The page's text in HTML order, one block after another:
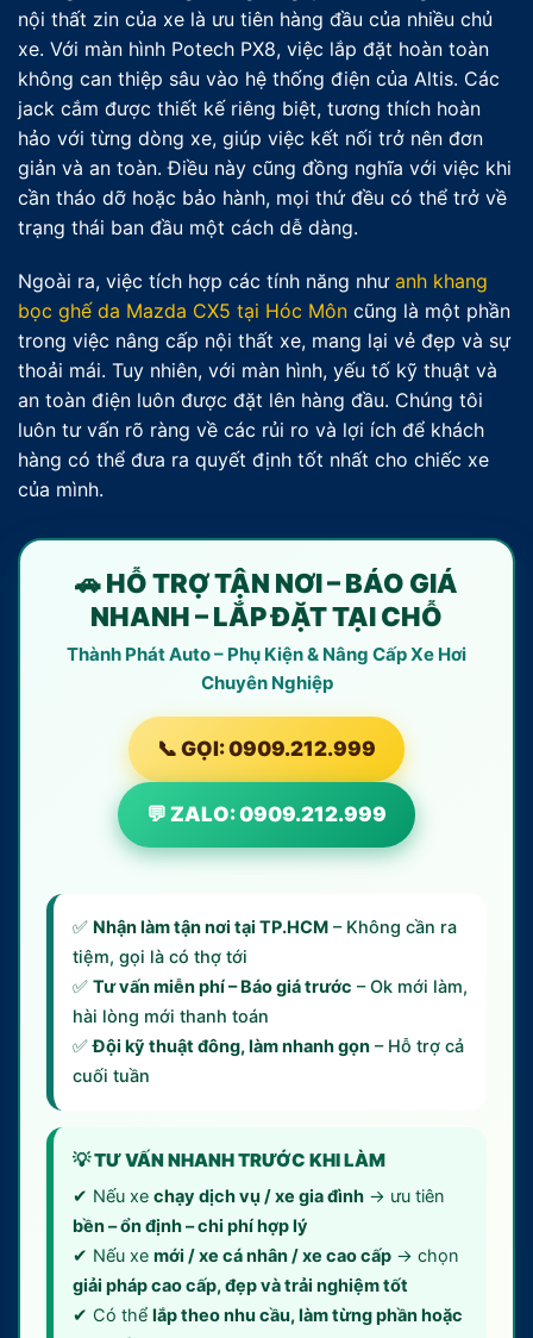
nội thất zin của xe là ưu tiên hàng đầu của nhiều chủ
xe. Với màn hình Potech PX8, việc lắp đặt hoàn toàn
không can thiệp sâu vào hệ thống điện của Altis. Các
jack cắm được thiết kế riêng biệt, tương thích hoàn
hảo với từng dòng xe, giúp việc kết nối trở nên đơn
giản và an toàn. Điều này cũng đồng nghĩa với việc khi
cần tháo dỡ hoặc bảo hành, mọi thứ đều có thể trở về
trạng thái ban đầu một cách dễ dàng.
Ngoài ra, việc tích hợp các tính năng như anh khang
bọc ghế da Mazda CX5 tại Hóc Môn cũng là một phần
trong việc nâng cấp nội thất xe, mang lại vẻ đẹp và sự
thoải mái. Tuy nhiên, với màn hình, yếu tố kỹ thuật và
an toàn điện luôn được đặt lên hàng đầu. Chúng tôi
luôn tư vấn rõ ràng về các rủi ro và lợi ích để khách
hàng có thể đưa ra quyết định tốt nhất cho chiếc xe
của mình.
🚗 HỖ TRỢ TẬN NƠI – BÁO GIÁ
NHANH – LẮP ĐẶT TẠI CHỖ
Thành Phát Auto – Phụ Kiện & Nâng Cấp Xe Hơi
Chuyên Nghiệp
📞 GỌI: 0909.212.999
💬 ZALO: 0909.212.999
✅ Nhận làm tận nơi tại TP.HCM – Không cần ra
tiệm, gọi là có thợ tới
✅ Tư vấn miễn phí – Báo giá trước – Ok mới làm,
hài lòng mới thanh toán
✅Đội kỹ thuật đông, làm nhanh gọn – Hỗ trợ cả
cuối tuần
💡 TƯ VẤN NHANH TRƯỚC KHI LÀM
✔ Nếu xe chạy dịch vụ / xe gia đình → ưu tiên
bền – ổn định – chi phí hợp lý
✔ Nếu xe mới / xe cá nhân / xe cao cấp → chọn
giải pháp cao cấp, đẹp và trải nghiệm tốt
✔ Có thể lắp theo nhu cầu, làm từng phần hoặc